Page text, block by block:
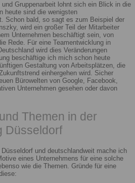
Gruppenarbeit lohnt sich ein Blick in die
heute sind die wenigsten
Schon bald, so sagt es zum Beispiel der
wird ein großer Teil der Mitarbeiter
Unternehmen beschäftigt sein, von
Rede. Für eine Teamentwicklung in
wird dies Veränderungen
beschäftige ich mich schon heute
Gestaltung von Arbeitsplätzen, die
einhergehen wird. Sicher
Bürowelten von Google, Facebook,
Unternehmen gesehen oder davon
Themen in der
Düsseldorf
und deutschlandweit mache ich
eines Unternehmens für eine solche
wie die Themen. Gründe für eine